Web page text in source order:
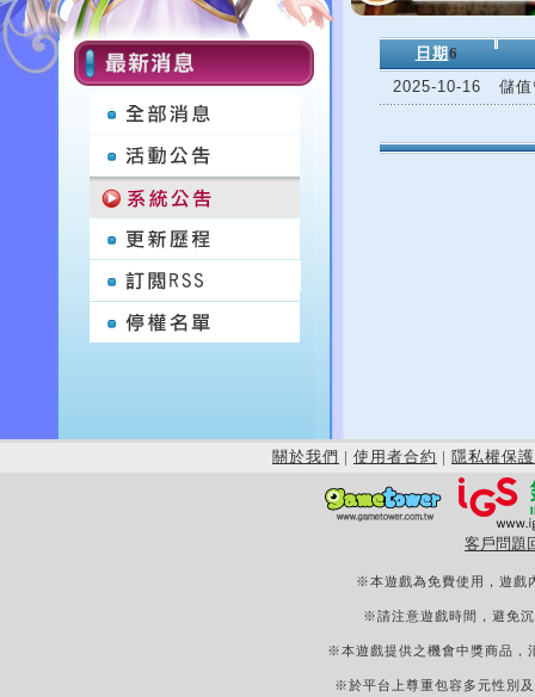
日期 6
2025-10-16
儲
關於我們 | 使用者合約 | 隱私權保護
客戶問題
※本遊戲為免費使用，遊戲
※請注意遊戲時間，避免
※本遊戲提供之機會中獎商品，
※於平台上尊重包容多元性別